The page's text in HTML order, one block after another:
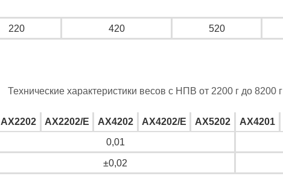
220 420 520
Технические характеристики весов с НПВ от 2200 г до 8200 г
AX2202 AX2202/E AX4202 AX4202/E AX5202 AX4201
0,01
±0,02